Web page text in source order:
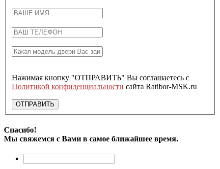
Нажимая кнопку "ОТПРАВИТЬ" Вы соглашаетесь с
Политикой конфиденциальности сайта Ratibor-MSK.ru
ОТПРАВИТЬ
Спасибо!
Мы свяжемся с Вами в самое ближайшее время.